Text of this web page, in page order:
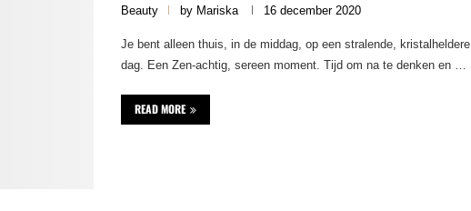
Beauty by Mariska 16 december 2020
Je bent alleen thuis, in de middag, op een stralende, kristalheldere
dag. Een Zen-achtig, sereen moment. Tijd om na te denken en …
READ MORE